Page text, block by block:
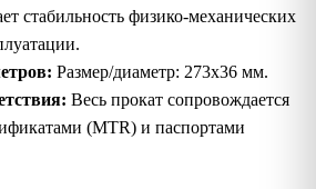
стабильность физико-механических
Размер/диаметр: 273х36 мм.
Весь прокат сопровождается
(MTR) и паспортами